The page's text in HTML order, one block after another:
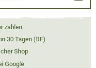
zahlen
30 Tagen (DE)
Shop
Google